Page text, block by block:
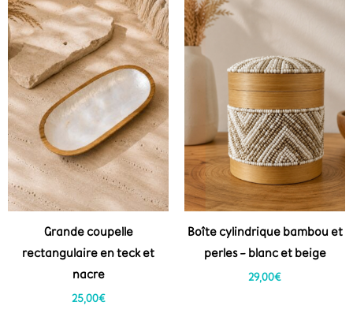
Grande coupelle
rectangulaire en teck et
nacre
25,00€
Boîte cylindrique bambou et
perles – blanc et beige
29,00€